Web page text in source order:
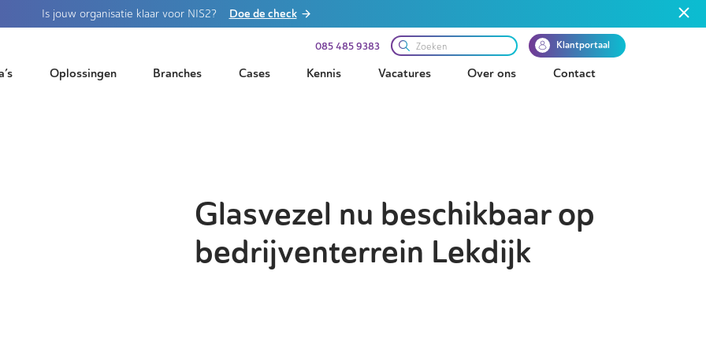
Is jouw organisatie klaar voor NIS2? Doe de check
085 485 9383 Klantportaal
Oplossingen Branches Cases Kennis Vacatures Over ons Contact
Glasvezel nu beschikbaar op
bedrijventerrein Lekdijk